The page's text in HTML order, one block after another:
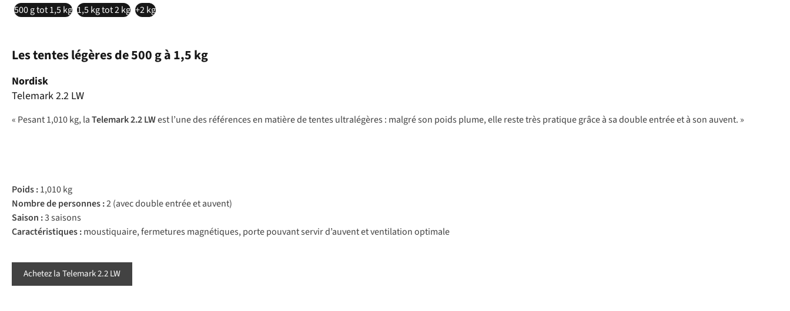
500 g tot 1,5 kg 1,5 kg tot 2 kg +2 kg
Les tentes légères de 500 g à 1,5 kg
Nordisk
Telemark 2.2 LW
« Pesant 1,010 kg, laTelemark 2.2 LWest l’une des références en matière de tentes ultralégères : malgré son poids plume, elle reste très pratique grâce à sa double entrée et à son auvent. »
Poids :1,010 kg
Nombre de personnes :2 (avec double entrée et auvent)
Saison :3 saisons
Caractéristiques :moustiquaire, fermetures magnétiques, porte pouvant servir d’auvent et ventilation optimale
Achetez la Telemark 2.2 LW